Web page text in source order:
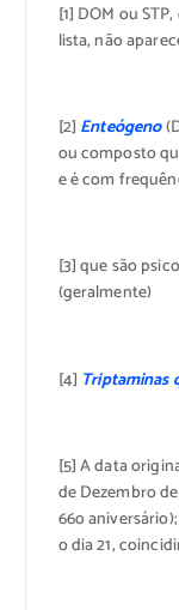
[1] DOM ou
lista, não
[2] Enteógeno
ou composto
e é com
[3] que são
(geralmente)
[4] Triptaminas
[5] A data
de Dezembro
66o
o dia 21,